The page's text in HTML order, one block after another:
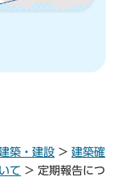
築・建設 > 建築確
て > 定期報告につ